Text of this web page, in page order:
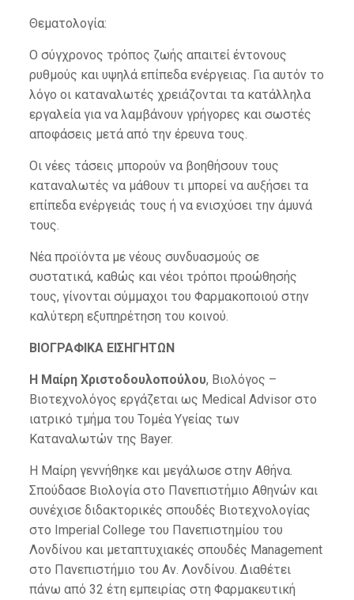
Θεματολογία:
Ο σύγχρονος τρόπος ζωής απαιτεί έντονους
ρυθμούς και υψηλά επίπεδα ενέργειας. Για αυτόν το
λόγο οι καταναλωτές χρειάζονται τα κατάλληλα
εργαλεία για να λαμβάνουν γρήγορες και σωστές
αποφάσεις μετά από την έρευνα τους.
Οι νέες τάσεις μπορούν να βοηθήσουν τους
καταναλωτές να μάθουν τι μπορεί να αυξήσει τα
επίπεδα ενέργειάς τους ή να ενισχύσει την άμυνά
τους.
Νέα προϊόντα με νέους συνδυασμούς σε
συστατικά, καθώς και νέοι τρόποι προώθησής
τους, γίνονται σύμμαχοι του Φαρμακοποιού στην
καλύτερη εξυπηρέτηση του κοινού.
ΒΙΟΓΡΑΦΙΚΑ ΕΙΣΗΓΗΤΩΝ
H Μαίρη Χριστοδουλοπούλου, Βιολόγος –
Βιοτεχνολόγος εργάζεται ως Medical Advisor στο
ιατρικό τμήμα του Τομέα Υγείας των
Καταναλωτών της Bayer.
Η Μαίρη γεννήθηκε και μεγάλωσε στην Αθήνα.
Σπούδασε Βιολογία στο Πανεπιστήμιο Αθηνών και
συνέχισε διδακτορικές σπουδές Βιοτεχνολογίας
στο Imperial College του Πανεπιστημίου του
Λονδίνου και μεταπτυχιακές σπουδές Management
στο Πανεπιστήμιο του Αν. Λονδίνου. Διαθέτει
πάνω από 32 έτη εμπειρίας στη Φαρμακευτική